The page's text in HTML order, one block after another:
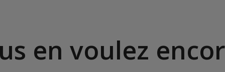
en voulez